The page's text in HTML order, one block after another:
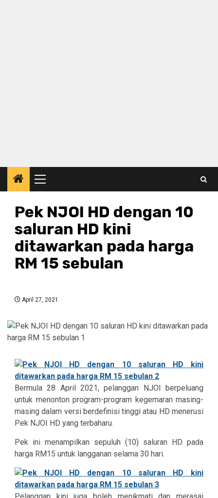
Primary
Menu
Pek NJOI HD dengan 10
saluran HD kini
ditawarkan pada harga
RM 15 sebulan
April 27, 2021
Bermula 28 April 2021, pelanggan NJOI berpeluang
untuk menonton program-program kegemaran masing-
masing dalam versi berdefinisi tinggi atau HD menerusi
Pek NJOI HD yang terbaharu.
Pek ini menampilkan sepuluh (10) saluran HD pada
harga RM15 untuk langganan selama 30 hari.